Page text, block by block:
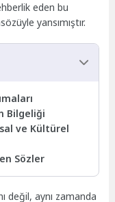
eden bu
yansımıştır.
Bilgeliği
ve Kültürel
Sözler
değil, aynı zamanda